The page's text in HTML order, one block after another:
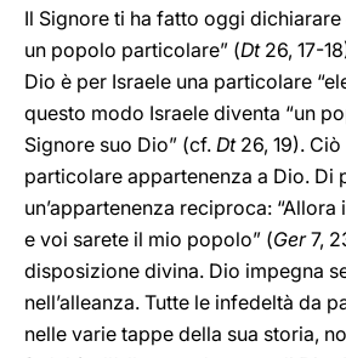
Il Signore ti ha fatto oggi dichiarare
un popolo particolare” (Dt26, 17-
Dio è per Israele una particolare
questo modo Israele diventa “un
Signore suo Dio” (cf. Dt26, 19).
particolare appartenenza a Dio. Di
un’appartenenza reciproca:
e voi sarete il mio popolo” (Ger7,
disposizione divina. Dio impegna
nell’alleanza. Tutte le infedeltà da
nelle varie tappe della sua storia,